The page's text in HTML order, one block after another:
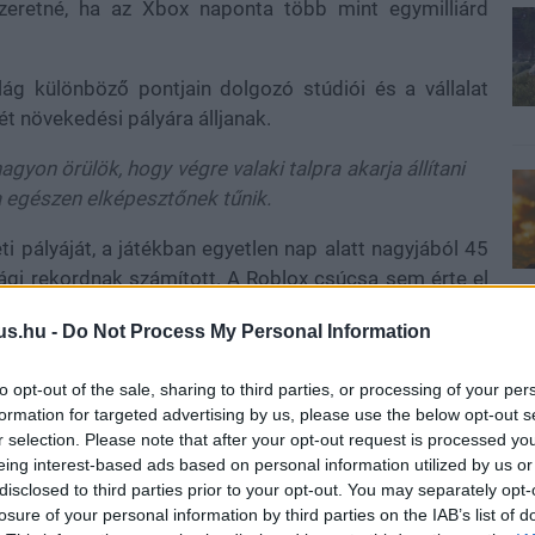
- Do Not Process My Personal Information
opt-out of the sale, sharing to third parties, or processing of your
for targeted advertising by us, please use the below opt-out
selection. Please note that after your opt-out request is processed
interest-based ads based on personal information utilized by us
to third parties prior to your opt-out. You may separately
of your personal information by third parties on the IAB’s list of
ha az Xbox naponta több mint egymilliárd
különböző pontjain dolgozó stúdiói és a vállalat
növekedési pályára álljanak.
örülök, hogy végre valaki talpra akarja állítani
elképesztőnek tűnik.
pályáját, a játékban egyetlen nap alatt nagyjából 45
rekordnak számított. A Roblox csúcsa sem érte el
100 millió napi aktív felhasználóval rendelkezik, de
álomhatárt.
- amikor még aktívan akadályozta a
rendelkezett. A Counter-Strike minden idők
körül alakult, de menjünk tovább, mert magán a